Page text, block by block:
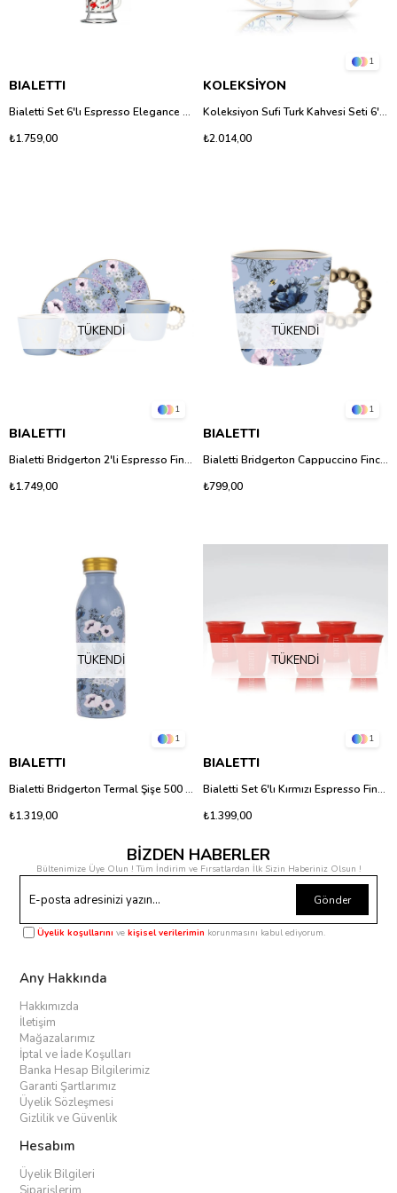
BIALETTI
Bialetti Set 6'lı Espresso Elegance Shot Seti
₺1.759,00
1
KOLEKSİYON
Koleksiyon Sufi Turk Kahvesi Seti 6'lı Iznık
₺2.014,00
TÜKENDI
1
BIALETTI
Bialetti Bridgerton 2'li Espresso Fincan Seti
₺1.749,00
TÜKENDI
1
BIALETTI
Bialetti Bridgerton Cappuccino Fincanı
₺799,00
TÜKENDI
1
BIALETTI
Bialetti Bridgerton Termal Şişe 500 Ml
₺1.319,00
TÜKENDI
1
BIALETTI
Bialetti Set 6'lı Kırmızı Espresso Fincan Set
₺1.399,00
BİZDEN HABERLER
Bültenimize Üye Olun ! Tüm İndirim ve Fırsatlardan İlk Sizin Haberiniz Olsun !
Gönder
Üyelik koşullarını vekişisel verilerimin korunmasını kabul ediyorum.
Any Hakkında
Hakkımızda
İletişim
Mağazalarımız
İptal ve İade Koşulları
Banka Hesap Bilgilerimiz
Garanti Şartlarımız
Üyelik Sözleşmesi
Gizlilik ve Güvenlik
Hesabım
Üyelik Bilgileri